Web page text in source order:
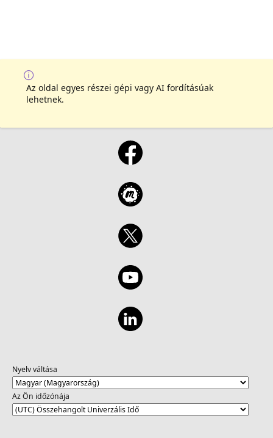
Az oldal egyes részei gépi vagy AI fordításúak
lehetnek.
Nyelv váltása
Az Ön időzónája